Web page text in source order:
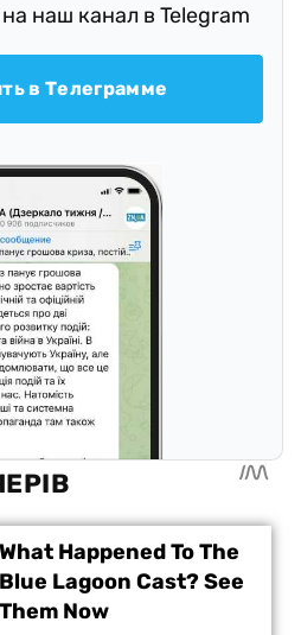
наш канал в Telegram
в Телеграмме